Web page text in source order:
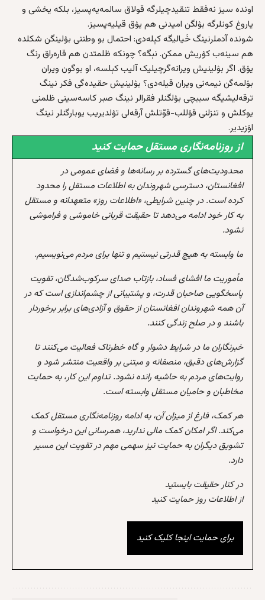
اونده سیز نه‌فقط تنقیدچیلرگه قولاق سالمه‌یه‌پسیز، بلکه‌ یخشی و
یاروغ کونلرگه بۉلگن امیدنی هم یۉق قیلیه‌پسیز.
شونده آدملرنینگ خَیالیگه کېله‌دی: احتمال بو وطننی بۉلینگن شکلده
هم سینه‌ب کۉریش ممکن. نېگه‌؟ چونکه‌ ظلمتدن هم قاره‌راق رنگ
یۉق. اگر بۉلینیش ویرانه‌گرچیلیک آلیب کېلسه، او بوگون ویران
بۉلمه‌گن نیمه‌نی ویران قیله‌دی؟ بۉلینیش حقیده‌گی فکر نینگ
ترقه‌لیشیگه سببچی بۉلگنلر فقرالر نینگ صبر کاسه‌سینی ظلمنی
یوکلش و تنزلنی قۉللب-قوّتلش آرقه‌لی تۉلدیریب یوبارگنلر نینگ
اۉزیدیر.
از روزنامه‌نگاری مستقل حمایت کنید
محدودیت‌های گسترده بر رسانه‌ها و فضای عمومی در
افغانستان، دسترسی شهروندان به اطلاعات مستقل را محدود
کرده است. در چنین شرایطی، «اطلاعات روز» متعهدانه و مستقل
به کار خود ادامه می‌دهد تا حقیقت قربانی خاموشی و فراموشی
نشود.
ما وابسته به هیچ قدرتی نیستیم و تنها برای مردم می‌نویسیم.
مأموریت ما افشای فساد، بازتاب صدای سرکوب‌شدگان، تقویت
پاسخگویی صاحبان قدرت، و پشتیبانی از چشم‌اندازی است که در
آن همه شهروندان افغانستان از حقوق و آزادی‌های برابر برخوردار
باشند و در صلح زندگی کنند.
خبرنگاران ما در شرایط دشوار و گاه خطرناک فعالیت می‌کنند تا
گزارش‌های دقیق، منصفانه و مبتنی بر واقعیت منتشر شود و
روایت‌های مردم به حاشیه رانده نشود. تداوم این کار، به حمایت
مخاطبان و حامیان مستقل وابسته است.
هر کمک، فارغ از میزان آن، به ادامه روزنامه‌نگاری مستقل کمک
می‌کند. اگر امکان کمک مالی ندارید، همرسانی این درخواست و
تشویق دیگران به حمایت نیز سهمی مهم در تقویت این مسیر
دارد.
در کنار حقیقت بایستید
از اطلاعات روز حمایت کنید
برای حمایت اینجا کلیک کنید